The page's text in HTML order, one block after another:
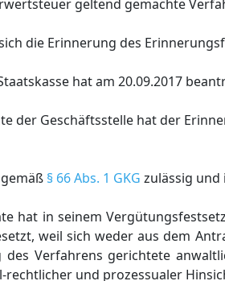
geltend gemachte
die Erinnerung des
hat am 20.09.2017
der Geschäftsstelle hat der
§ 66 Abs. 1 GKG zulässig und
hat in seinem
weil sich weder aus dem
Verfahrens gerichtete
rechtlicher und prozessualer